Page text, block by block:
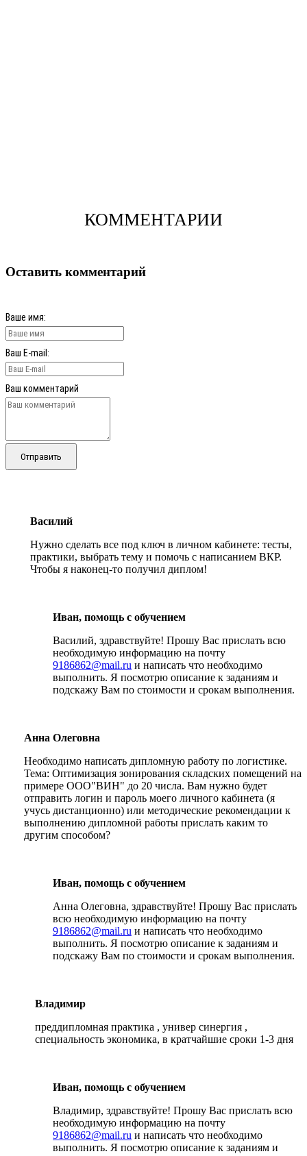
КОММЕНТАРИИ
Оставить комментарий
Ваше имя:
Ваш E-mail:
Ваш комментарий
Отправить
Василий
Нужно сделать все под ключ в личном кабинете: тесты,
практики, выбрать тему и помочь с написанием ВКР.
Чтобы я наконец-то получил диплом!
Иван, помощь с обучением
Василий, здравствуйте! Прошу Вас прислать всю
необходимую информацию на почту
9186862@mail.ru и написать что необходимо
выполнить. Я посмотрю описание к заданиям и
подскажу Вам по стоимости и срокам выполнения.
Анна Олеговна
Необходимо написать дипломную работу по логистике.
Тема: Оптимизация зонирования складских помещений на
примере ООО"ВИН" до 20 числа. Вам нужно будет
отправить логин и пароль моего личного кабинета (я
учусь дистанционно) или методические рекомендации к
выполнению дипломной работы прислать каким то
другим способом?
Иван, помощь с обучением
Анна Олеговна, здравствуйте! Прошу Вас прислать
всю необходимую информацию на почту
9186862@mail.ru и написать что необходимо
выполнить. Я посмотрю описание к заданиям и
подскажу Вам по стоимости и срокам выполнения.
Владимир
преддипломная практика , универ синергия ,
специальность экономика, в кратчайшие сроки 1-3 дня
Иван, помощь с обучением
Владимир, здравствуйте! Прошу Вас прислать всю
необходимую информацию на почту
9186862@mail.ru и написать что необходимо
выполнить. Я посмотрю описание к заданиям и